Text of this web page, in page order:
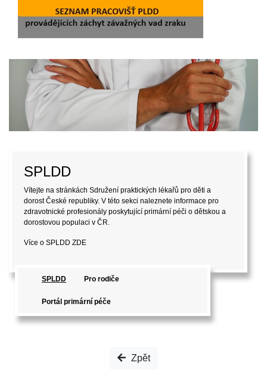
SPLDD
Vítejte na stránkách Sdružení praktických lékařů pro děti a
dorost České republiky. V této sekci naleznete informace pro
zdravotnické profesionály poskytující primární péči o dětskou a
dorostovou populaci v ČR.
Více o SPLDD ZDE
SPLDD Pro rodiče
Portál primární péče
Zpět